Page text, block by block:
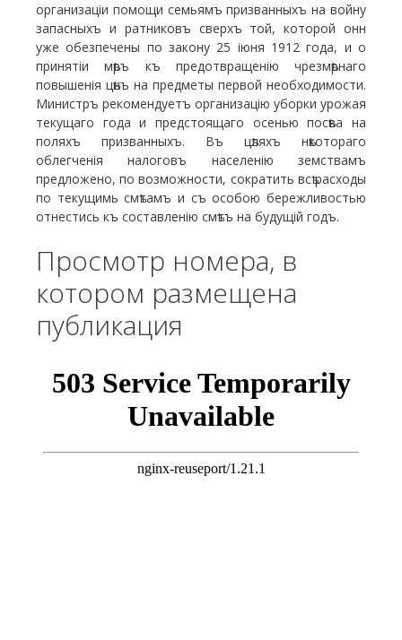
организаціи помощи семьямъ призванныхъ на войну
запасныхъ и ратниковъ сверхъ той, которой онн
уже обезпечены по закону 25 іюня 1912 года, и о
принятіи мѣръ къ предотвращенію чрезмѣрнаго
повышенія цѣнъ на предметы первой необходимости.
Министръ рекомендуетъ организацію уборки урожая
текущаго года и предстоящаго осенью посѣва на
поляхъ призванныхъ. Въ цѣляхъ нѣкотораго
облегченія налоговъ населенію земствамъ
предложено, по возможности, сократить всѣ расходы
по текущимь смѣтамъ и съ особою бережливостью
отнестись къ составленію смѣтъ на будущій годъ.
Просмотр номера, в
котором размещена
публикация